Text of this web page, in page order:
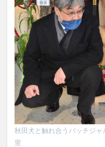
秋田犬と触れ合うバッチジ
里